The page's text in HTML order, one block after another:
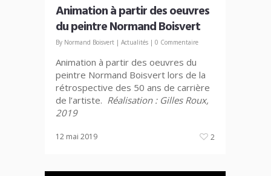
Animation à partir des oeuvres
du peintre Normand Boisvert
By Normand Boisvert | Actualités | 0 Commentaire
Animation à partir des oeuvres du
peintre Normand Boisvert lors de la
rétrospective des 50 ans de carrière
de l’artiste. Réalisation : Gilles Roux,
2019
12 mai 2019 2